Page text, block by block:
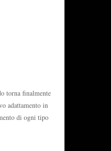
torna finalmente
adattamento in
di ogni tipo